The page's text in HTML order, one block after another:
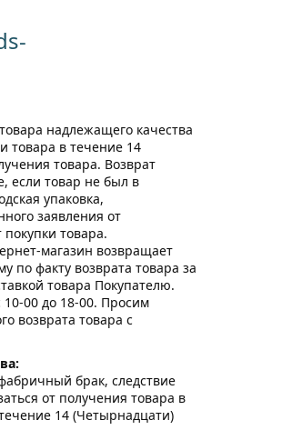
надлежащего качества
товара в течение 14
товара. Возврат
если товар не был в
упаковка,
заявления от
товара.
магазин возвращает
по факту возврата товара за
товара Покупателю.
00 до 18-00. Просим
возврата товара с
брак, следствие
от получения товара в
14 (Четырнадцати)